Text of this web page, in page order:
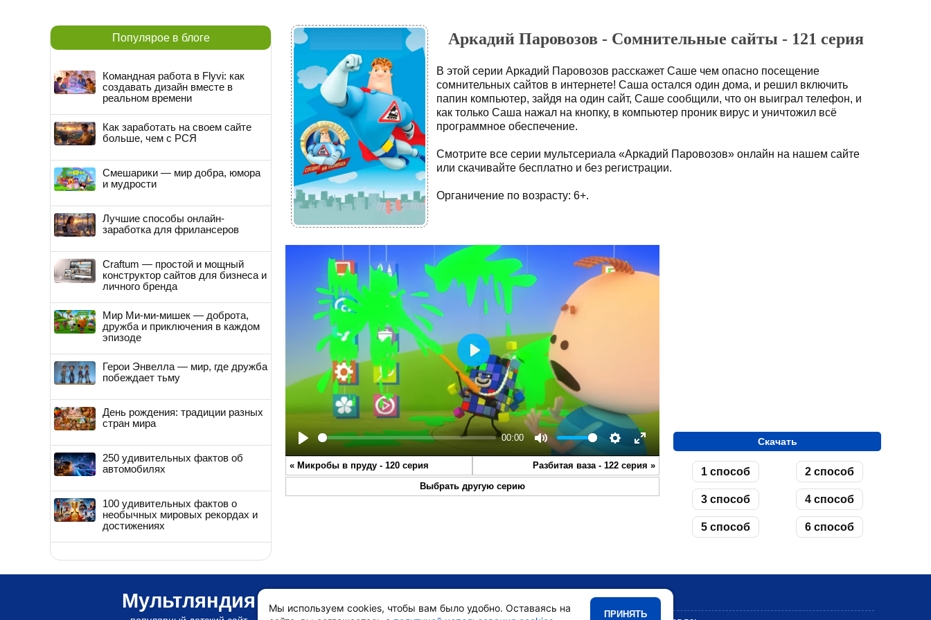
Аркадий Паровозов - Сомнительные сайты - 121 серия
В этой серии Аркадий Паровозов расскажет Саше чем опасно посещение
сомнительных сайтов в интернете! Саша остался один дома, и решил включить
папин компьютер, зайдя на один сайт, Саше сообщили, что он выиграл телефон, и
как только Саша нажал на кнопку, в компьютер проник вирус и уничтожил всё
программное обеспечение.
Смотрите все серии мультсериала «Аркадий Паровозов» онлайн на нашем сайте
или скачивайте бесплатно и без регистрации.
Органичение по возрасту: 6+.
Play
00:00
Mute Settings
Enter
fullscreen
Play
« Микробы в пруду - 120 серия Разбитая ваза - 122 серия »
Выбрать другую серию
Скачать
1 способ 2 способ
3 способ 4 способ
5 способ 6 способ
Популярое в блоге
Командная работа в Flyvi: как
создавать дизайн вместе в
реальном времени
Как заработать на своем сайте
больше, чем с РСЯ
Смешарики — мир добра, юмора
и мудрости
Лучшие способы онлайн-
заработка для фрилансеров
Craftum — простой и мощный
конструктор сайтов для бизнеса и
личного бренда
Мир Ми-ми-мишек — доброта,
дружба и приключения в каждом
эпизоде
Герои Энвелла — мир, где дружба
побеждает тьму
День рождения: традиции разных
стран мира
250 удивительных фактов об
автомобилях
100 удивительных фактов о
необычных мировых рекордах и
достижениях
Мультляндия •Мультики
Мы используем cookies, чтобы вам было удобно. Оставаясь на
ПРИНЯТЬ